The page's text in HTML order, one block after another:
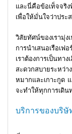
และนี่คือข้อเท็จจริ
เพื่อให้มั่นใจว่าประ
วิสัยทัศน์ของเรามุ่ง
การนำเสนอเรือเฟ
เราต้องการเป็นทา
สะดวกสบายระหว่า
หมากและเกาะกูด แ
จะทำให้ทุกการเดิน
บริการของบริษั